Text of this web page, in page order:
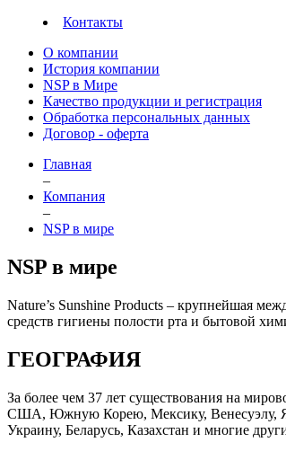
Контакты
О компании
История компании
NSP в Мире
Качество продукции и регистрация
Обработка персональных данных
Договор - оферта
Главная
–
Компания
–
NSP в мире
NSP в мире
Nature’s Sunshine Products – крупнейшая
средств гигиены полости рта и бытовой
ГЕОГРАФИЯ
За более чем 37 лет существования на
США, Южную Корею, Мексику, Венесуэлу,
Украину, Беларусь, Казахстан и многие